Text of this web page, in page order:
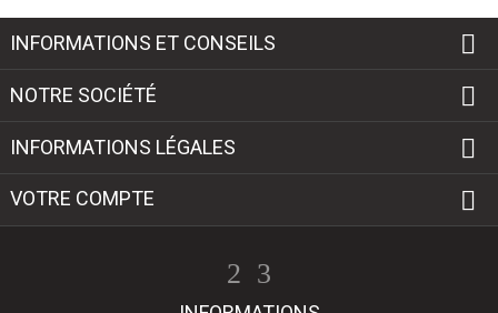
INFORMATIONS ET CONSEILS 
NOTRE SOCIÉTÉ 
INFORMATIONS LÉGALES 
VOTRE COMPTE 